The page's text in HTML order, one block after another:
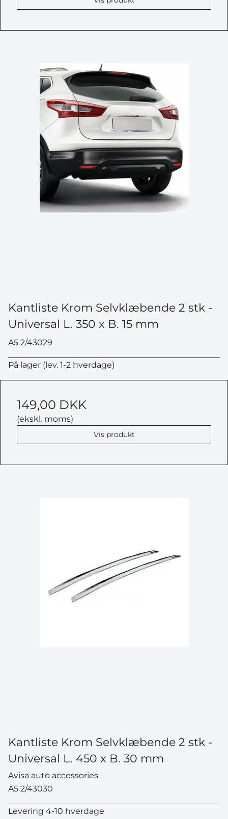
Kantliste Krom Selvklæbende 2 stk -
Universal L. 350 x B. 15 mm
A5 2/43029
På lager (lev. 1-2 hverdage)
149,00 DKK
(ekskl. moms)
Vis produkt
Kantliste Krom Selvklæbende 2 stk -
Universal L. 450 x B. 30 mm
Avisa auto accessories
A5 2/43030
Levering 4-10 hverdage